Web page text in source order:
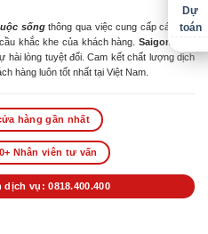
sốngthông qua việc cung cấp các sản
khắc khe của khách hàng. SaigonDoor
hài lòng tuyệt đối. Cam kết chất lượng dịch
hàng luôn tốt nhất tại Việt Nam.
hàng gần nhất
Nhân viên tư vấn
vụ: 0818.400.400
Dự
toán